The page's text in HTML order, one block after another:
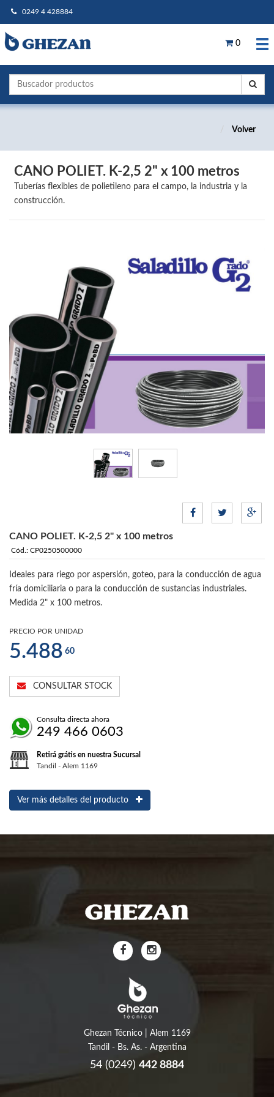
0249 4 428884
0
Volver
CANO POLIET. K-2,5 2" x 100 metros
Tuberías flexibles de polietileno para el campo, la industria y la
construcción.
CANO POLIET. K-2,5 2" x 100 metros
Cód.: CP0250500000
Ideales para riego por aspersión, goteo, para la conducción de agua
fría domiciliaria o para la conducción de sustancias industriales.
Medida 2" x 100 metros.
PRECIO POR UNIDAD
5.488 60
CONSULTAR STOCK
Consulta directa ahora
249 466 0603
Retirá grátis en nuestra Sucursal
Tandil - Alem 1169
Ver más detalles del producto
Ghezan Técnico | Alem 1169
Tandil - Bs. As. - Argentina
54 (0249) 442 8884